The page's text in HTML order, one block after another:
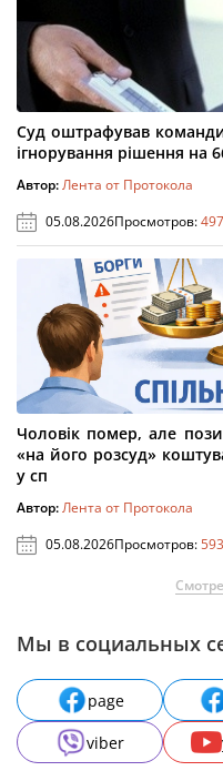
Суд оштрафував
ігнорування рішення на
Автор:Лента от Протокола
05.08.2026Просмотров:497
Чоловік помер, але
«на його розсуд»
у сп
Автор:Лента от Протокола
05.08.2026Просмотров:593
Мы в социальных
page
viber